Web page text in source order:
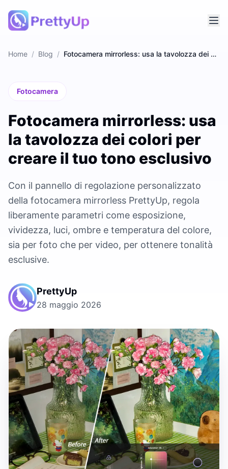
Home / Blog / Fotocamera mirrorless: usa la tavolozza dei colori per creare il tuo tono esclusivo
Fotocamera
Fotocamera mirrorless: usa
la tavolozza dei colori per
creare il tuo tono esclusivo
Con il pannello di regolazione personalizzato
della fotocamera mirrorless PrettyUp, regola
liberamente parametri come esposizione,
vividezza, luci, ombre e temperatura del colore,
sia per foto che per video, per ottenere tonalità
esclusive.
PrettyUp
28 maggio 2026